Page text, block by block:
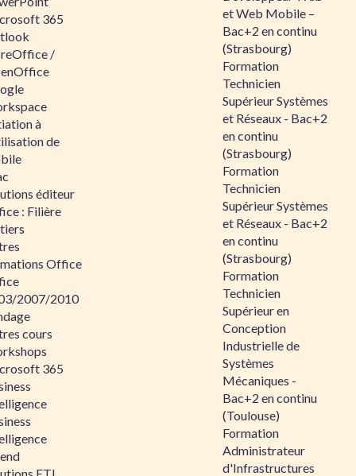
365
/
à
de
éditeur
: Filière
Office
2007/2010
cours
365
et Web Mobile –
Bac+2 en continu
(Strasbourg)
Formation
Technicien
Supérieur Systèmes
et Réseaux - Bac+2
en continu
(Strasbourg)
Formation
Technicien
Supérieur Systèmes
et Réseaux - Bac+2
en continu
(Strasbourg)
Formation
Technicien
Supérieur en
Conception
Industrielle de
Systèmes
Mécaniques -
Bac+2 en continu
(Toulouse)
Formation
Administrateur
d'Infrastructures